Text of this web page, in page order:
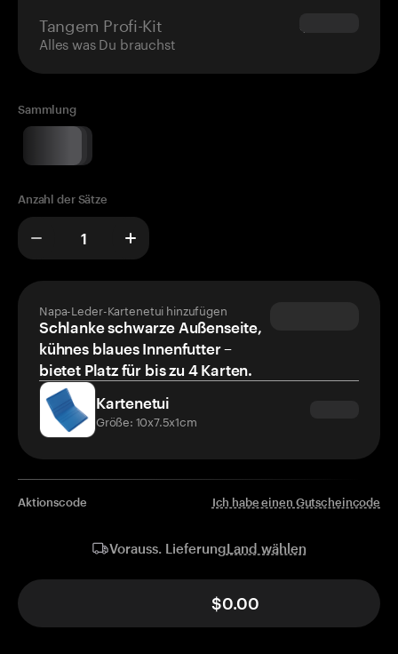
Tangem Profi-Kit
Alles was Du brauchst
$180.00
Sammlung
Anzahl der Sätze
Napa-Leder-Kartenetui hinzufügen
Schlanke schwarze Außenseite,
kühnes blaues Innenfutter –
bietet Platz für bis zu 4 Karten.
Kartenetui
Größe: 10x7.5x1cm
Aktionscode Ich habe einen Gutscheincode
Vorauss. LieferungLand wählen
$0.00